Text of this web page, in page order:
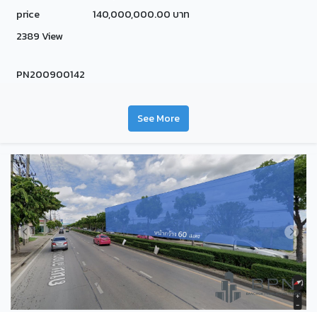
price
140,000,000.00 บาท
2389 View
PN200900142
See More